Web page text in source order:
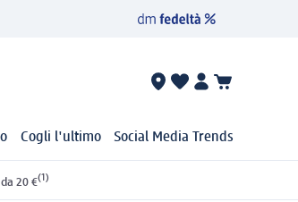
Cogli l'ultimo Social Media Trends
20 €(1)